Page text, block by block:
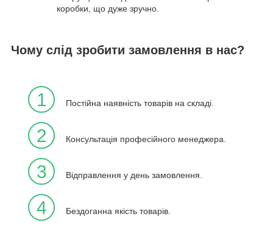
коробки, що дуже зручно.
Чому слід зробити замовлення в нас?
1 Постійна наявність товарів на складі.
2 Консультація професійного менеджера.
3 Відправлення у день замовлення.
4 Бездоганна якість товарів.